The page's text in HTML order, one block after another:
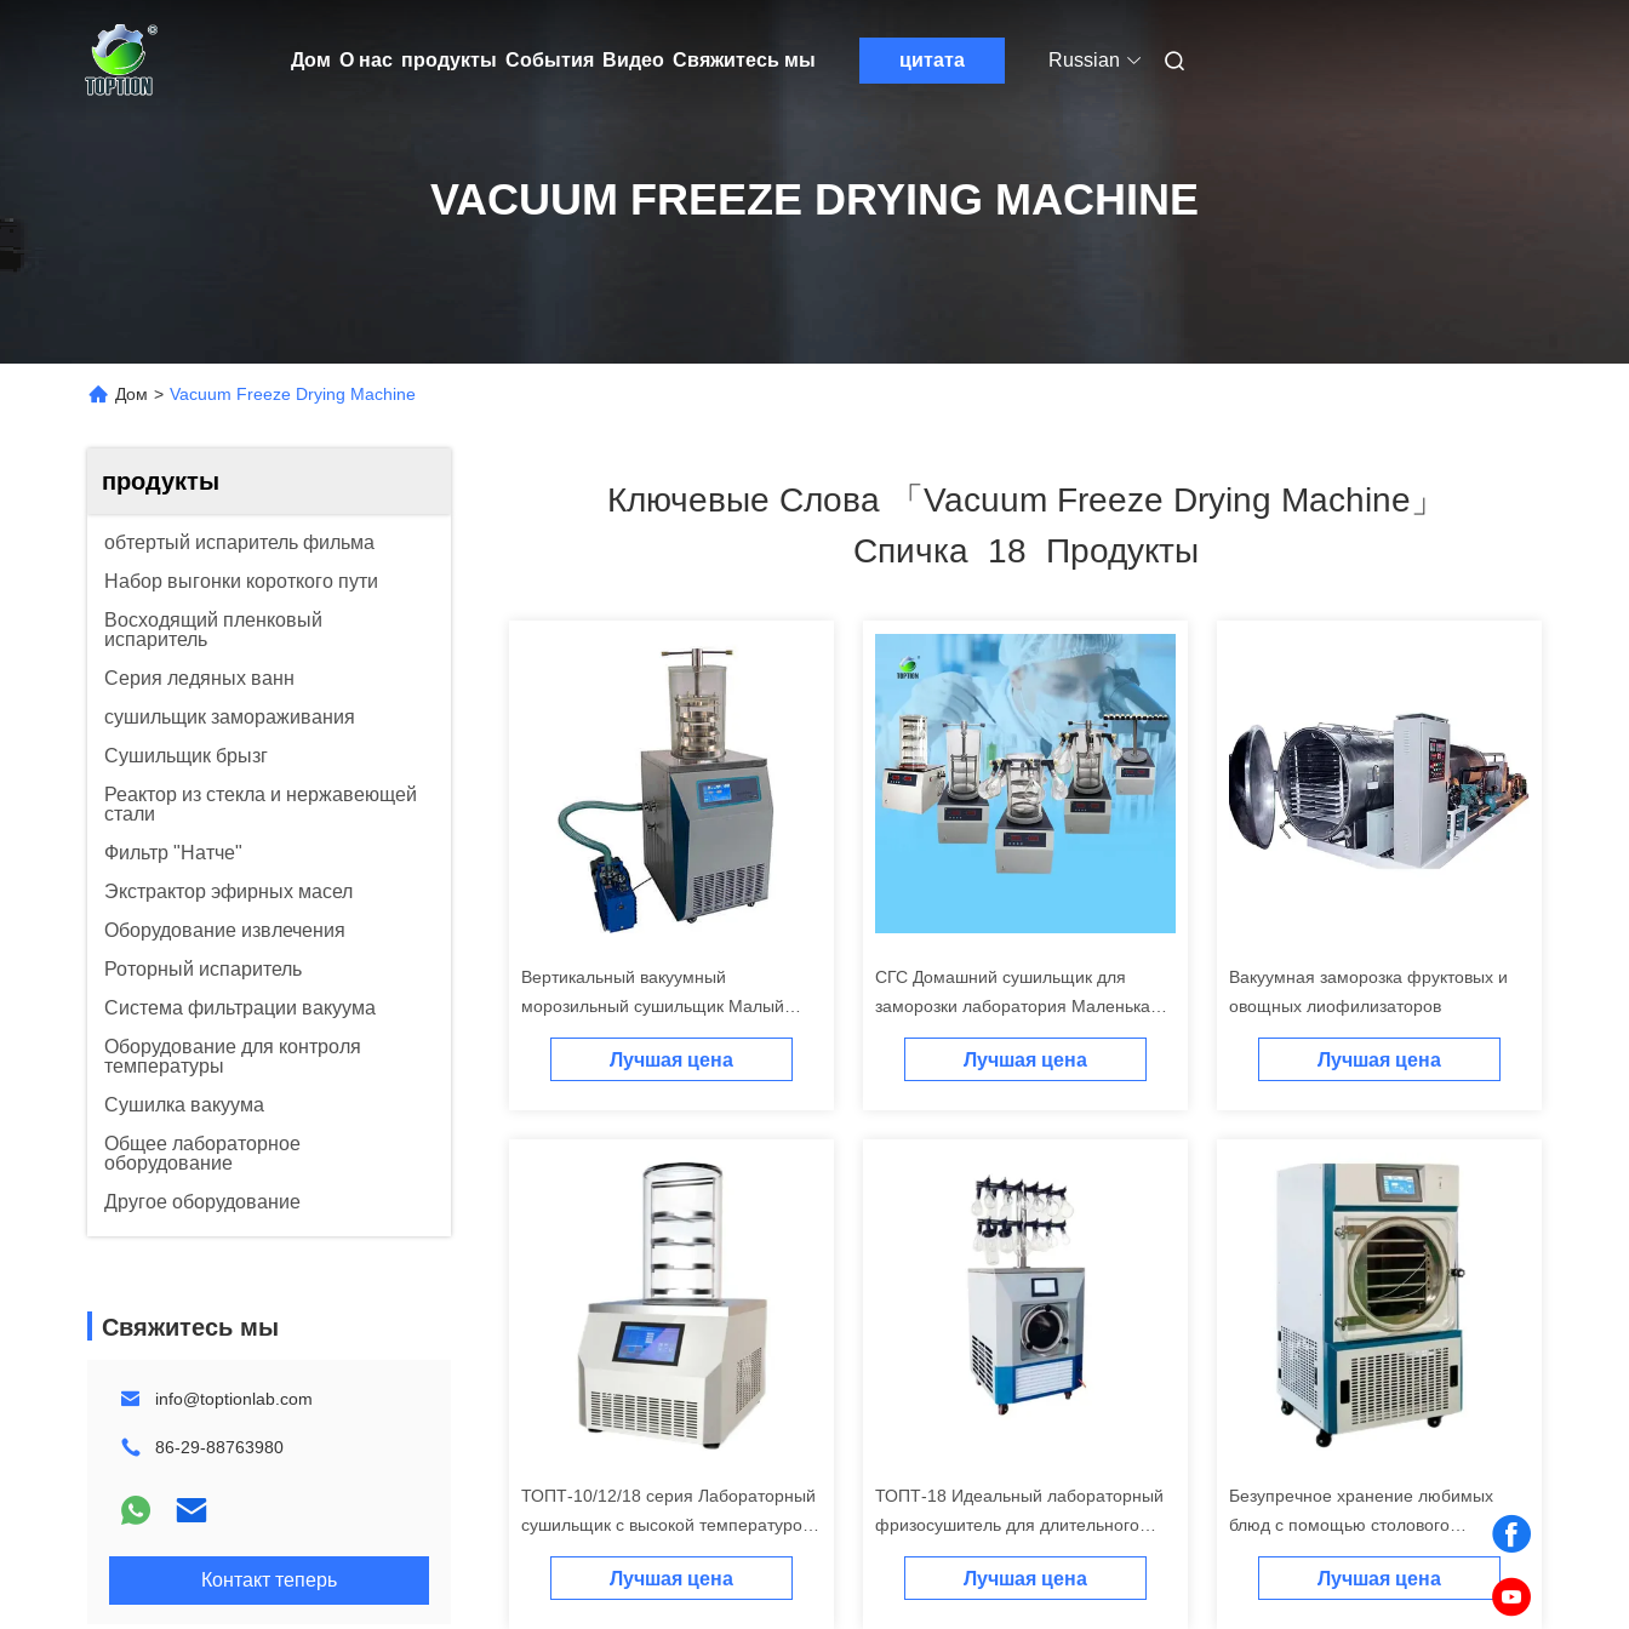
Дом О нас продукты События Видео Свяжитесь мы цитата Russian
VACUUM FREEZE DRYING MACHINE
Дом > Vacuum Freeze Drying Machine
продукты
обтертый испаритель фильма
Набор выгонки короткого пути
Восходящий пленковый
испаритель
Серия ледяных ванн
сушильщик замораживания
Сушильщик брызг
Реактор из стекла и нержавеющей
стали
Фильтр "Натче"
Экстрактор эфирных масел
Оборудование извлечения
Роторный испаритель
Система фильтрации вакуума
Оборудование для контроля
температуры
Сушилка вакуума
Общее лабораторное
оборудование
Другое оборудование
Свяжитесь мы
info@toptionlab.com
86-29-88763980
Контакт теперь
Ключевые Слова 「vacuum Freeze Drying Machine」
Спичка 18 Продукты
Вертикальный вакуумный
морозильный сушильщик Малый
лабораторный лиофилизатор
Лучшая цена
СГС Домашний сушильщик для
заморозки лаборатория Маленькая
лиофилизаторная машина
Лучшая цена
Вакуумная заморозка фруктовых и
овощных лиофилизаторов
Лучшая цена
ТОПТ-10/12/18 серия Лабораторный
сушильщик с высокой температурой
и давлением
Лучшая цена
ТОПТ-18 Идеальный лабораторный
фризосушитель для длительного
хранения
Лучшая цена
Безупречное хранение любимых
блюд с помощью столового
морозильного сушилки
Лучшая цена